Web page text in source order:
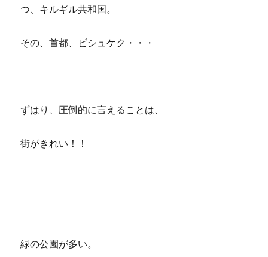
つ、キルギル共和国。
その、首都、ビシュケク・・・
ずはり、圧倒的に言えることは、
街がきれい！！
緑の公園が多い。